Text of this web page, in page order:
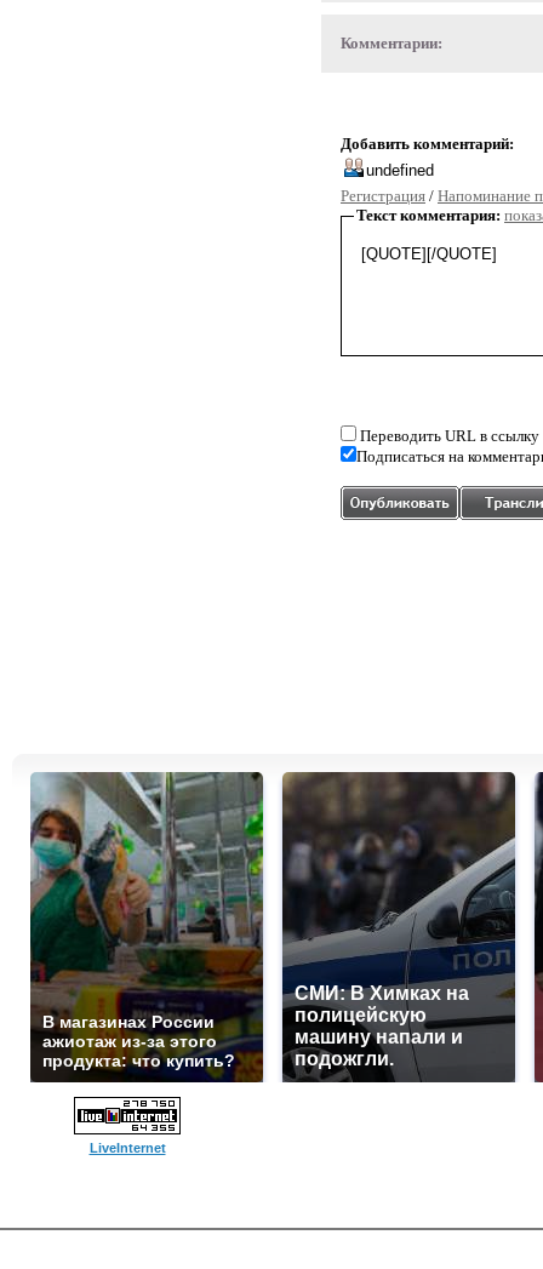
Комментарии:
Добавить комментарий:
Регистрация / Напоминание
Текст комментария:
Переводить URL в ссылку
Подписаться на
В магазинах России
ажиотаж из-за этого
продукта: что купить?
СМИ: В Химках на
полицейскую
машину напали и
подожгли.
LiveInternet